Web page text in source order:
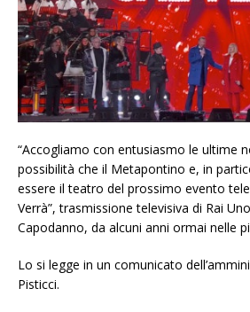
“Accogliamo con entusiasmo le ultime
possibilità che il Metapontino e, in
essere il teatro del prossimo evento
Verrà”, trasmissione televisiva di Rai
Capodanno, da alcuni anni ormai nelle
Lo si legge in un comunicato
Pisticci.